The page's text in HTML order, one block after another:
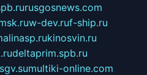
rusgosnews.com
w-dev.ruf-ship.ru
kinosvin.ru
deltaprim.spb.ru
sgv.sumultiki-online.com